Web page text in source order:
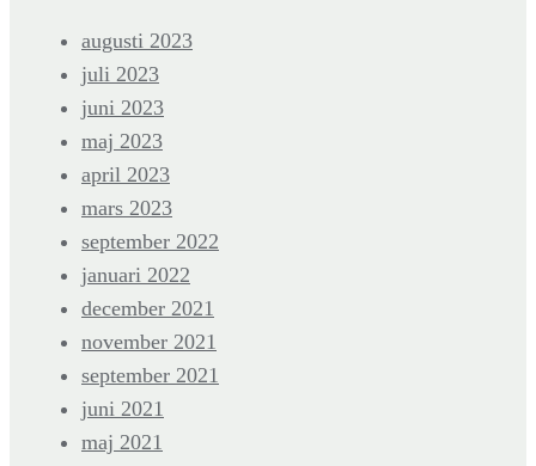
augusti 2023
juli 2023
juni 2023
maj 2023
april 2023
mars 2023
september 2022
januari 2022
december 2021
november 2021
september 2021
juni 2021
maj 2021